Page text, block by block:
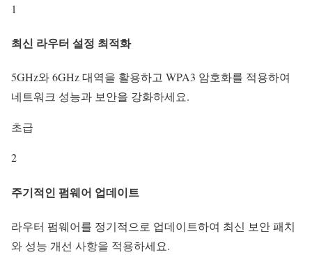
1
최신 라우터 설정 최적화
5GHz와 6GHz 대역을 활용하고 WPA3 암호화를 적용하여
네트워크 성능과 보안을 강화하세요.
초급
2
주기적인 펌웨어 업데이트
라우터 펌웨어를 정기적으로 업데이트하여 최신 보안 패치
와 성능 개선 사항을 적용하세요.